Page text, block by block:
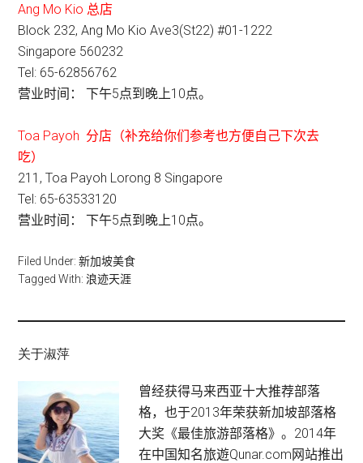
Ang Mo Kio 总店
Block 232, Ang Mo Kio Ave3(St22) #01-1222
Singapore 560232
Tel: 65-62856762
营业时间： 下午5点到晚上10点。
Toa Payoh 分店（补充给你们参考也方便自己下次去
吃）
211, Toa Payoh Lorong 8 Singapore
Tel: 65-63533120
营业时间： 下午5点到晚上10点。
Filed Under:新加坡美食
Tagged With:浪迹天涯
关于淑萍
曾经获得马来西亚十大推荐部落
格，也于2013年荣获新加坡部落格
大奖《最佳旅游部落格》。2014年
在中国知名旅遊Qunar.com网站推出